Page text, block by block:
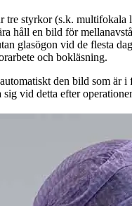
tre styrkor (s.k. multifokala
håll en bild för
glasögon vid de flesta
och bokläsning.
den bild som är i
vid detta efter